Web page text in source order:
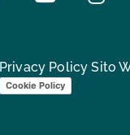
Privacy Policy Sito
Cookie Policy